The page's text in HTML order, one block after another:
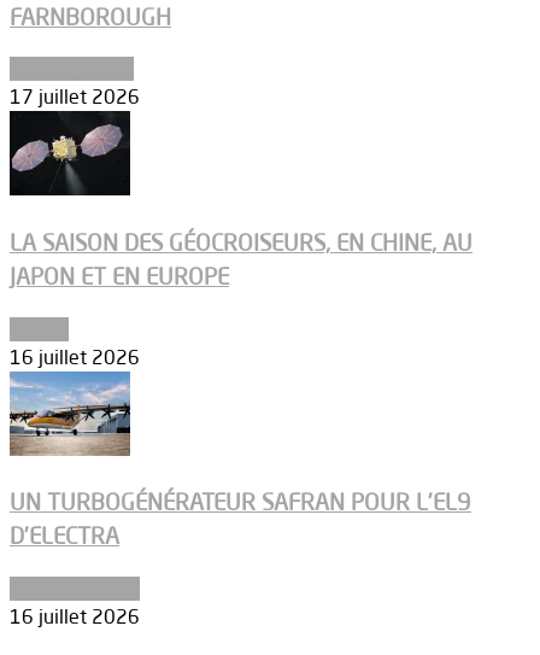
FARNBOROUGH
17 juillet 2026
LA SAISON DES GÉOCROISEURS, EN CHINE, AU
JAPON ET EN EUROPE
16 juillet 2026
UN TURBOGÉNÉRATEUR SAFRAN POUR L’EL9
D’ELECTRA
16 juillet 2026